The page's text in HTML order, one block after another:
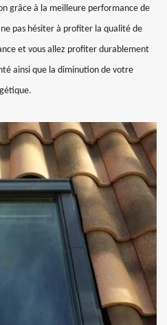
grâce à la meilleure performance de
pas hésiter à profiter la qualité de
et vous allez profiter durablement
ainsi que la diminution de votre